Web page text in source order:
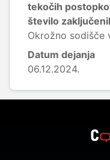
tekočih
število
Okrožno sodišče
Datum dejanja
06.12.2024.